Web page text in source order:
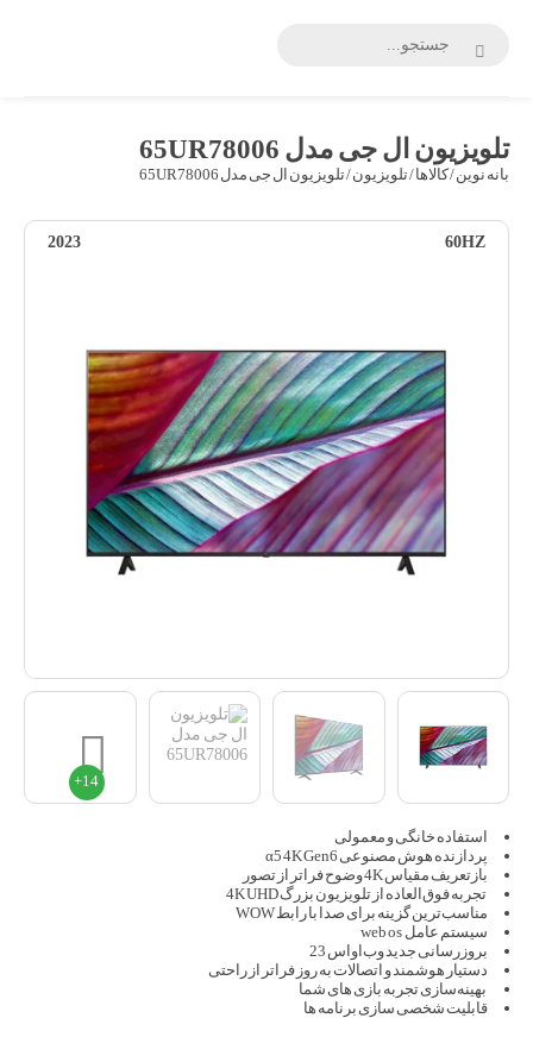
تلویزیون ال جی مدل 65UR78006
بانه نوین/کالاها/تلویزیون/ تلویزیون ال جی مدل 65UR78006
60HZ
2023
استفاده خانگی و معمولی
پردازنده هوش مصنوعی α5 4K Gen6
بازتعریف مقیاس 4K وضوح فراتر از تصور
تجربه فوق‌العاده از تلویزیون بزرگ 4K UHD
مناسب‌ترین گزینه برای صدا با رابط WOW
سیستم عامل web os
بروزرسانی جدید وب‌اواس 23
دستیار هوشمند و اتصالات به روز فراتر از راحتی
بهینه‌سازی تجربه بازی‌ های شما
قابلیت شخصی سازی برنامه ها